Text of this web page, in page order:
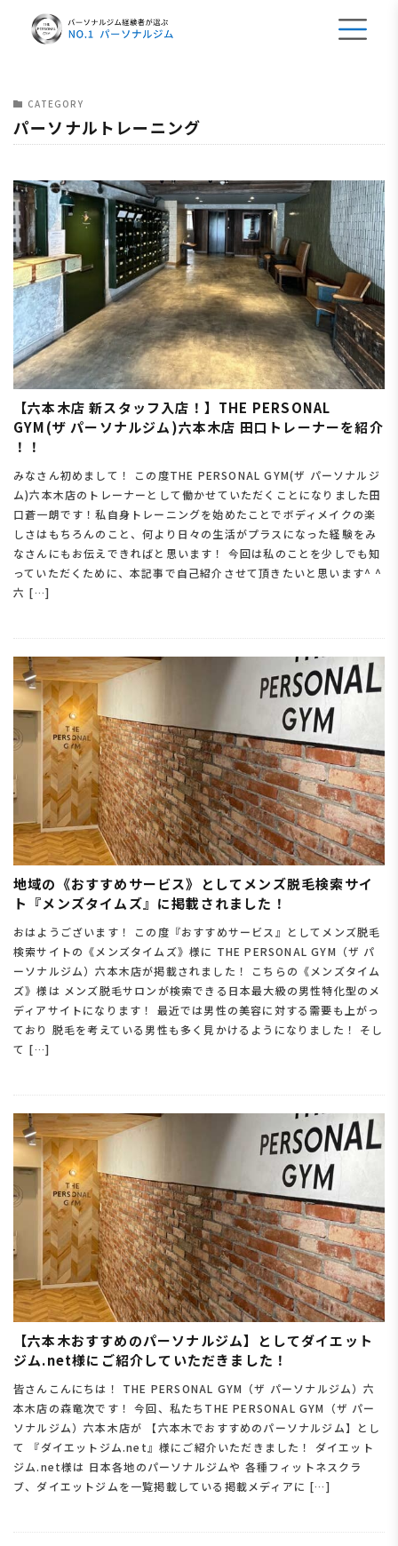
CATEGORY
パーソナルトレーニング
【六本木店 新スタッフ入店！】THE PERSONAL
GYM(ザ パーソナルジム)六本木店 田口トレーナーを紹介
！！
みなさん初めまして！ この度THE PERSONAL GYM(ザ パーソナルジ
ム)六本木店のトレーナーとして働かせていただくことになりました田
口蒼一朗です！私自身トレーニングを始めたことでボディメイクの楽
しさはもちろんのこと、何より日々の生活がプラスになった経験をみ
なさんにもお伝えできればと思います！ 今回は私のことを少しでも知
っていただくために、本記事で自己紹介させて頂きたいと思います^ ^
六 […]
地域の《おすすめサービス》としてメンズ脱毛検索サイ
ト『メンズタイムズ』に掲載されました！
おはようございます！ この度『おすすめサービス』としてメンズ脱毛
検索サイトの《メンズタイムズ》様に THE PERSONAL GYM（ザ パ
ーソナルジム）六本木店が掲載されました！ こちらの《メンズタイム
ズ》様は メンズ脱毛サロンが検索できる日本最大級の男性特化型のメ
ディアサイトになります！ 最近では男性の美容に対する需要も上がっ
ており 脱毛を考えている男性も多く見かけるようになりました！ そし
て […]
【六本木おすすめのパーソナルジム】としてダイエット
ジム.net様にご紹介していただきました！
皆さんこんにちは！ THE PERSONAL GYM（ザ パーソナルジム）六
本木店の森竜次です！ 今回、私たちTHE PERSONAL GYM（ザ パー
ソナルジム）六本木店が 【六本木でおすすめのパーソナルジム】とし
て 『ダイエットジム.net』様にご紹介いただきました！ ダイエット
ジム.net様は 日本各地のパーソナルジムや 各種フィットネスクラ
ブ、ダイエットジムを一覧掲載している掲載メディアに […]